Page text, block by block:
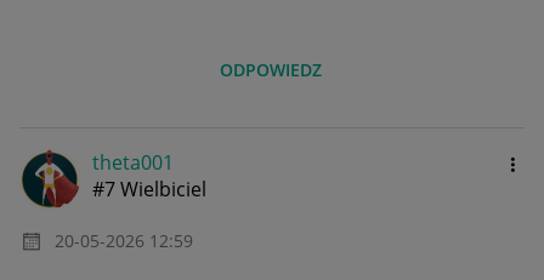
ODPOWIEDZ
theta001
#7 Wielbiciel
‎20-05-2026 12:59